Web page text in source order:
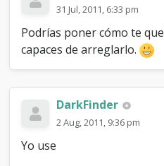
31 Jul, 2011, 6:33 pm
Podrías poner cómo te
capaces de arreglarlo.
DarkFinder
2 Aug, 2011, 9:36 pm
Yo use